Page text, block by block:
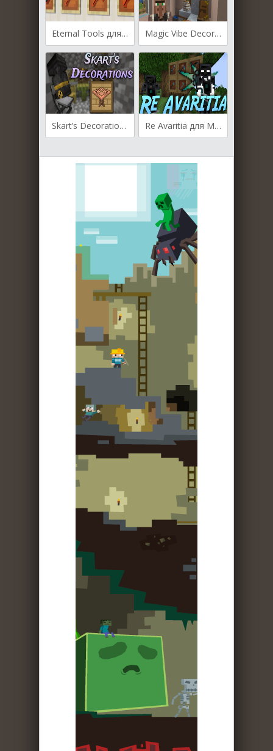
Eternal Tools для Майнкрафт [1.21.1, 1.20.6, 1.20.1] Magic Vibe Decorations для Майнкрафт [1.21.1, 1.21, 1.20.6]
Skart’s Decorations для Майнкрафт [1.21.1, 1.20.6, 1.20.4] Re Avaritia для Майнкрафт [1.20.4, 1.20.1, 1.20]